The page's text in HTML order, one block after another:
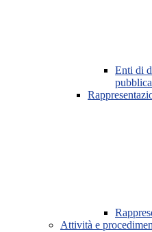
Enti di
Attività e